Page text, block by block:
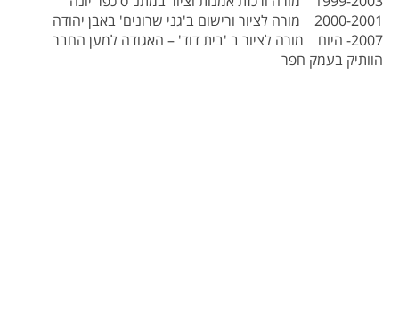
2000-2001 מורה לציור ורישום ב'גני שרונים' באבן יהודה
2007- היום מורה לציור ב 'בית דוד' – האגודה למען החבר
הוותיק בעמק חפר